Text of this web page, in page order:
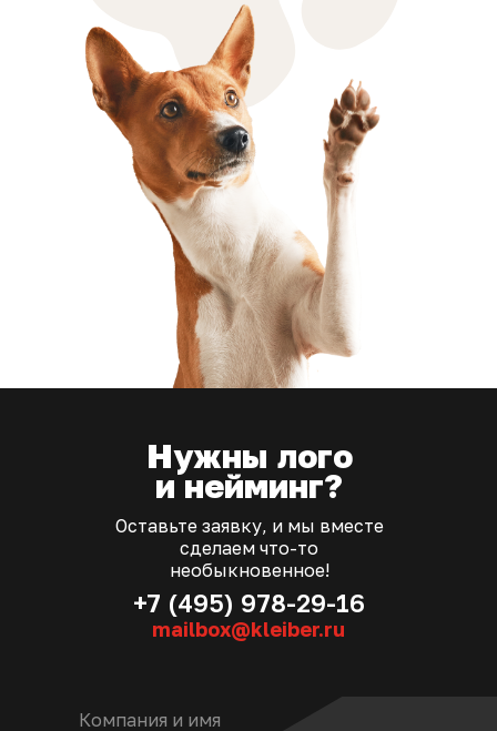
Оставьте заявку, и мы вместе
сделаем что-то
необыкновенное!
Нужны лого
и нейминг?
+7 (495) 978-29-16
mailbox@kleiber.ru